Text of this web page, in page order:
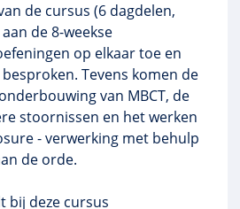
de cursus (6 dagdelen,
de 8-weekse
op elkaar toe en
Tevens komen de
van MBCT, de
stoornissen en het werken
- verwerking met behulp
de orde.
bij deze cursus